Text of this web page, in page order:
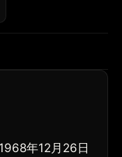
年12月26日